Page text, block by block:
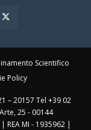
Scientifico
Policy
– 20157 Tel +39 02
25 - 00144
REA MI - 1935962 |